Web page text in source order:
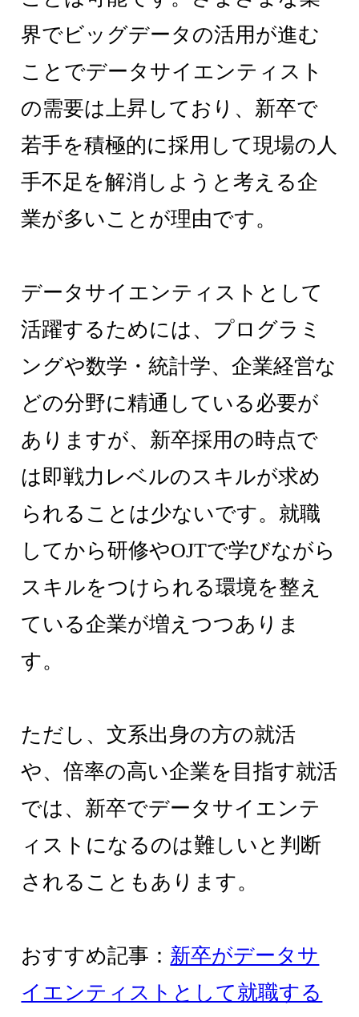
界でビッグデータの活用が進む
ことでデータサイエンティスト
の需要は上昇しており、新卒で
若手を積極的に採用して現場の人
手不足を解消しようと考える企
業が多いことが理由です。
データサイエンティストとして
活躍するためには、プログラミ
ングや数学・統計学、企業経営な
どの分野に精通している必要が
ありますが、新卒採用の時点で
は即戦力レベルのスキルが求め
られることは少ないです。就職
してから研修やOJTで学びながら
スキルをつけられる環境を整え
ている企業が増えつつありま
す。
ただし、文系出身の方の就活
や、倍率の高い企業を目指す就活
では、新卒でデータサイエンテ
ィストになるのは難しいと判断
されることもあります。
おすすめ記事： 新卒がデータサ
イエンティストとして就職する